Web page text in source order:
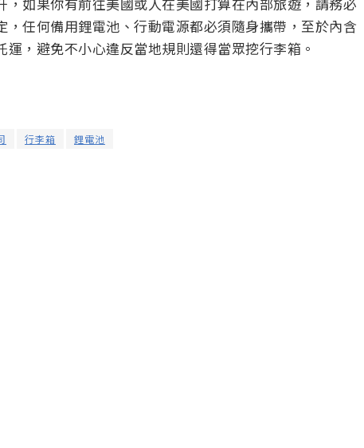
任何備用鋰電池、行動電源都必須隨身攜帶，至於內含
，避免不小心違反當地規則還得當眾挖行李箱。
行李箱 鋰電池